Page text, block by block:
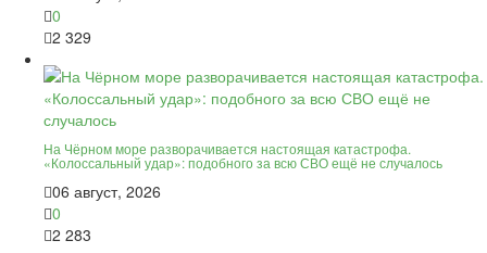
0
2 329
На Чёрном море разворачивается настоящая катастрофа.
«Колоссальный удар»: подобного за всю СВО ещё не случалось
06 август, 2026
0
2 283